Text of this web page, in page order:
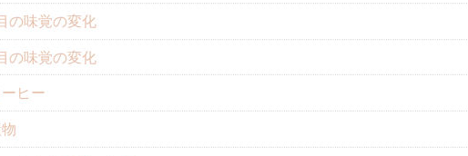
の味覚の変化
の味覚の変化
ーヒー